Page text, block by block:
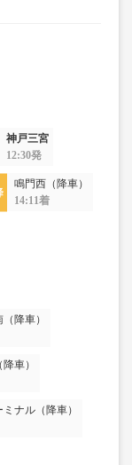
神戸三宮
12:30発
鳴門西（降車）
14:11着
降車）
車）
ナル（降車）